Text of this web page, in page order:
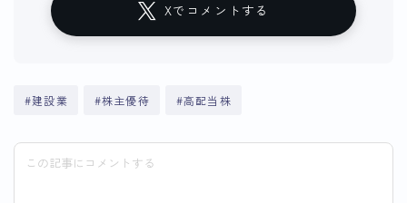
Xでコメントする
#建設業 #株主優待 #高配当株